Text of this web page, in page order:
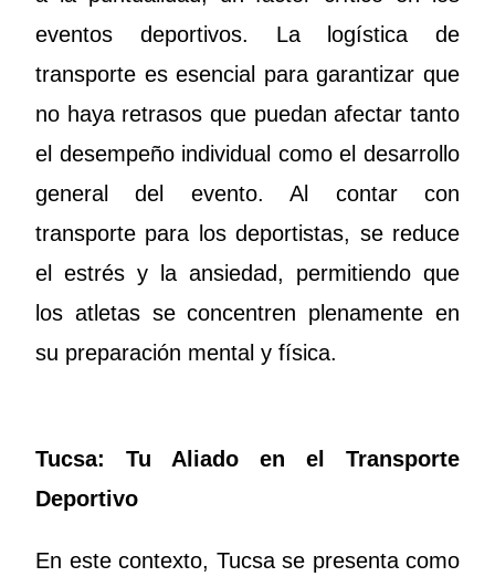
eventos deportivos. La logística de
transporte es esencial para garantizar que
no haya retrasos que puedan afectar tanto
el desempeño individual como el desarrollo
general del evento. Al contar con
transporte para los deportistas, se reduce
el estrés y la ansiedad, permitiendo que
los atletas se concentren plenamente en
su preparación mental y física.
Tucsa: Tu Aliado en el Transporte
Deportivo
En este contexto, Tucsa se presenta como